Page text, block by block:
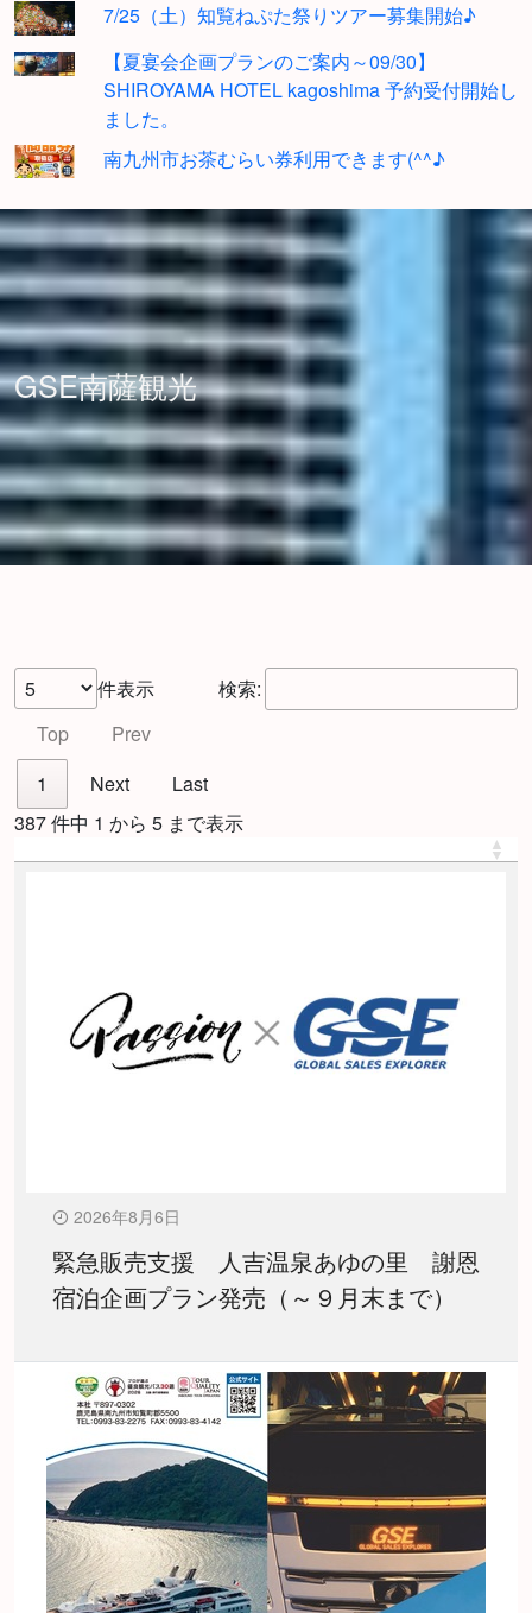
7/25（土）知覧ねぷた祭りツアー募集開始♪
【夏宴会企画プランのご案内～09/30】
SHIROYAMA HOTEL kagoshima 予約受付開始し
ました。
南九州市お茶むらい券利用できます(^^♪
GSE南薩観光
件表示
検索:
Top
Prev
1
Next
Last
387 件中 1 から 5 まで表示
2026年8月6日
緊急販売支援 人吉温泉あゆの里 謝恩
宿泊企画プラン発売（～９月末まで）